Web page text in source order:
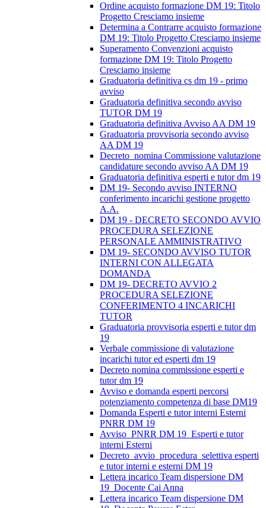
Ordine acquisto formazione DM 19: Titolo
Progetto Cresciamo insieme
Determina a Contrarre acquisto formazione
DM 19: Titolo Progetto Cresciamo insieme
Superamento Convenzioni acquisto
formazione DM 19: Titolo Progetto
Cresciamo insieme
Graduatoria definitiva cs dm 19 - primo
avviso
Graduatoria definitiva secondo avviso
TUTOR DM 19
Graduatoria definitiva Avviso AA DM 19
Graduatoria provvisoria secondo avviso
AA DM 19
Decreto_nomina Commissione valutazione
candidature secondo avviso AA DM 19
Graduatoria definitiva esperti e tutor dm 19
DM 19- Secondo avviso INTERNO
conferimento incarichi gestione progetto
A.A.
DM 19 - DECRETO SECONDO AVVIO
PROCEDURA SELEZIONE
PERSONALE AMMINISTRATIVO
DM 19- SECONDO AVVISO TUTOR
INTERNI CON ALLEGATA
DOMANDA
DM 19- DECRETO AVVIO 2
PROCEDURA SELEZIONE
CONFERIMENTO 4 INCARICHI
TUTOR
Graduatoria provvisoria esperti e tutor dm
19
Verbale commissione di valutazione
incarichi tutor ed esperti dm 19
Decreto nomina commissione esperti e
tutor dm 19
Avviso e domanda esperti percorsi
potenziamento competenza di base DM19
Domanda Esperti e tutor interni Esterni
PNRR DM 19
Avviso_PNRR DM 19_Esperti e tutor
interni Esterni
Decreto_avvio_procedura_selettiva esperti
e tutor interni e esterni DM 19
Lettera incarico Team dispersione DM
19_Docente Cai Anna
Lettera incarico Team dispersione DM